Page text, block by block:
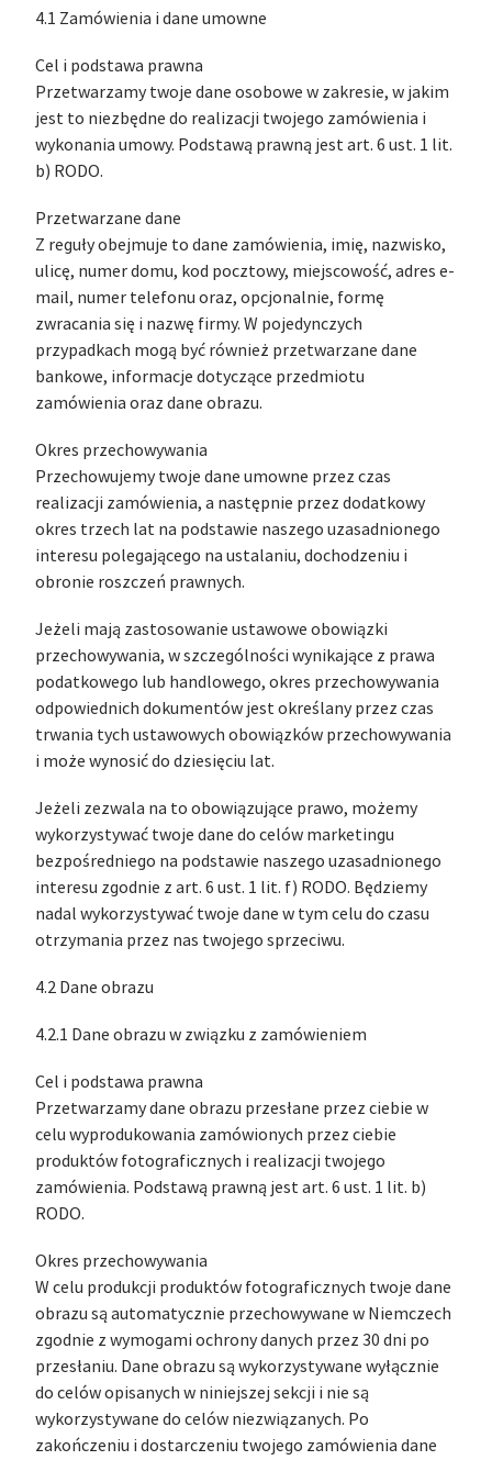
4.1 Zamówienia i dane umowne
Cel i podstawa prawna
Przetwarzamy twoje dane osobowe w zakresie, w jakim
jest to niezbędne do realizacji twojego zamówienia i
wykonania umowy. Podstawą prawną jest art. 6 ust. 1 lit.
b) RODO.
Przetwarzane dane
Z reguły obejmuje to dane zamówienia, imię, nazwisko,
ulicę, numer domu, kod pocztowy, miejscowość, adres e-
mail, numer telefonu oraz, opcjonalnie, formę
zwracania się i nazwę firmy. W pojedynczych
przypadkach mogą być również przetwarzane dane
bankowe, informacje dotyczące przedmiotu
zamówienia oraz dane obrazu.
Okres przechowywania
Przechowujemy twoje dane umowne przez czas
realizacji zamówienia, a następnie przez dodatkowy
okres trzech lat na podstawie naszego uzasadnionego
interesu polegającego na ustalaniu, dochodzeniu i
obronie roszczeń prawnych.
Jeżeli mają zastosowanie ustawowe obowiązki
przechowywania, w szczególności wynikające z prawa
podatkowego lub handlowego, okres przechowywania
odpowiednich dokumentów jest określany przez czas
trwania tych ustawowych obowiązków przechowywania
i może wynosić do dziesięciu lat.
Jeżeli zezwala na to obowiązujące prawo, możemy
wykorzystywać twoje dane do celów marketingu
bezpośredniego na podstawie naszego uzasadnionego
interesu zgodnie z art. 6 ust. 1 lit. f) RODO. Będziemy
nadal wykorzystywać twoje dane w tym celu do czasu
otrzymania przez nas twojego sprzeciwu.
4.2 Dane obrazu
4.2.1 Dane obrazu w związku z zamówieniem
Cel i podstawa prawna
Przetwarzamy dane obrazu przesłane przez ciebie w
celu wyprodukowania zamówionych przez ciebie
produktów fotograficznych i realizacji twojego
zamówienia. Podstawą prawną jest art. 6 ust. 1 lit. b)
RODO.
Okres przechowywania
W celu produkcji produktów fotograficznych twoje dane
obrazu są automatycznie przechowywane w Niemczech
zgodnie z wymogami ochrony danych przez 30 dni po
przesłaniu. Dane obrazu są wykorzystywane wyłącznie
do celów opisanych w niniejszej sekcji i nie są
wykorzystywane do celów niezwiązanych. Po
zakończeniu i dostarczeniu twojego zamówienia dane